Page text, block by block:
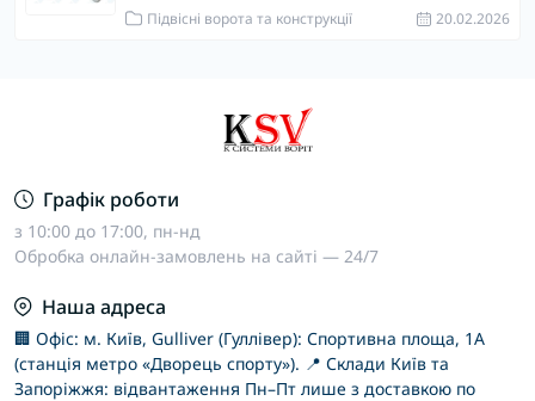
Підвісні ворота та конструкції 20.02.2026
Графік роботи
з 10:00 до 17:00, пн-нд
Обробка онлайн-замовлень на сайті — 24/7
Наша адреса
🏢 Офіс: м. Київ, Gulliver (Гуллівер): Спортивна площа, 1А
(станція метро «Дворець спорту»). 📍 Склади Київ та
Запоріжжя: відвантаження Пн–Пт лише з доставкою по